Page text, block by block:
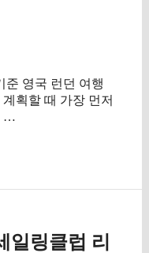
준 영국 런던 여행
획할 때 가장 먼저
…
일링클럽 리